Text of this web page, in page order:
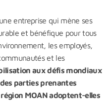
entreprise qui mène ses
et bénéfique pour tous
les employés,
et les
aux défis mondiaux
parties prenantes
MOAN adoptent-elles